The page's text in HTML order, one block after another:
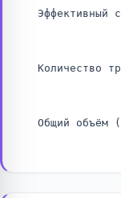
Эффективный
Количество
Общий объём